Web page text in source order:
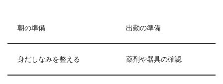
朝の準備 出勤の準備
身だしなみを整える 薬剤や器具の確認